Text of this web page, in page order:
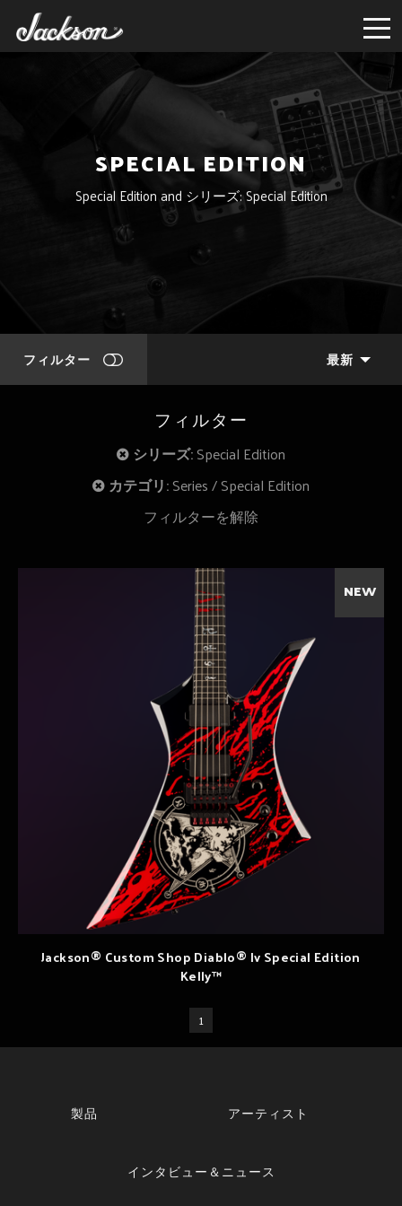
SPECIAL EDITION
Special Edition and シリーズ: Special Edition
フィルター 最新
フィルター
シリーズ:Special Edition
カテゴリ:Series Special Edition
フィルターを解除
NEW
Jackson® Custom Shop Diablo® Iv Special Edition
Kelly™
1
製品 アーティスト
インタビュー＆ニュース